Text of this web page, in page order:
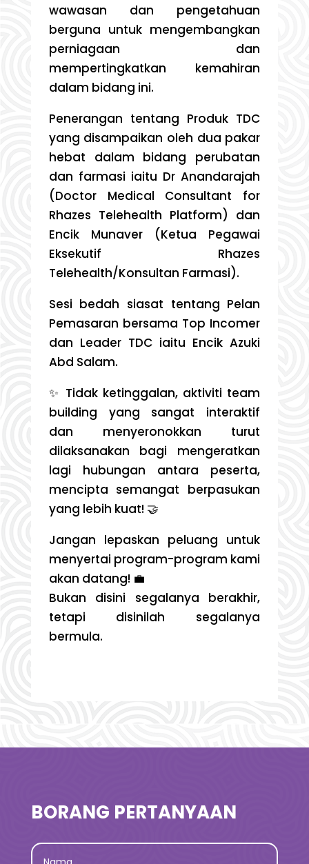
wawasan dan pengetahuan
berguna untuk mengembangkan
perniagaan dan
mempertingkatkan kemahiran
dalam bidang ini.
Penerangan tentang Produk TDC
yang disampaikan oleh dua pakar
hebat dalam bidang perubatan
dan farmasi iaitu Dr Anandarajah
(Doctor Medical Consultant for
Rhazes Telehealth Platform) dan
Encik Munaver (Ketua Pegawai
Eksekutif Rhazes
Telehealth/Konsultan Farmasi).
Sesi bedah siasat tentang Pelan
Pemasaran bersama Top Incomer
dan Leader TDC iaitu Encik Azuki
Abd Salam.
✨ Tidak ketinggalan, aktiviti team
building yang sangat interaktif
dan menyeronokkan turut
dilaksanakan bagi mengeratkan
lagi hubungan antara peserta,
mencipta semangat berpasukan
yang lebih kuat! 🤝
Jangan lepaskan peluang untuk
menyertai program-program kami
akan datang! 💼
Bukan disini segalanya berakhir,
tetapi disinilah segalanya
bermula.
BORANG PERTANYAAN